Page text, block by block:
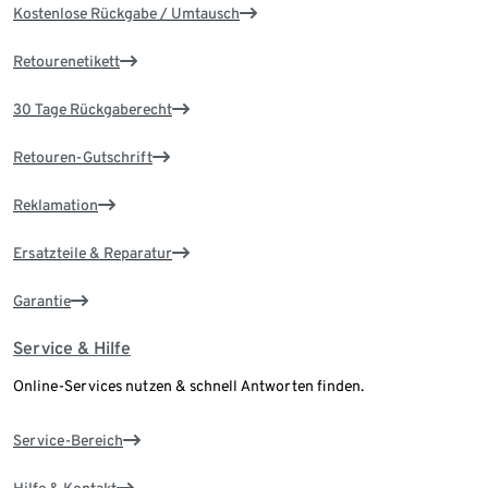
Kostenlose Rückgabe / Umtausch
Retourenetikett
30 Tage Rückgaberecht
Retouren-Gutschrift
Reklamation
Ersatzteile & Reparatur
Garantie
Service & Hilfe
Online-Services nutzen & schnell Antworten finden.
Service-Bereich